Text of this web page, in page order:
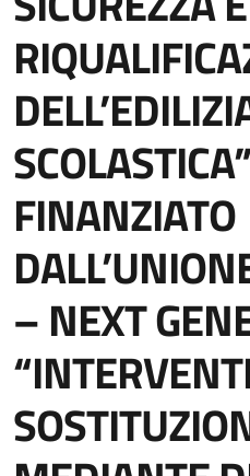
FINANZIATO
– NEXT